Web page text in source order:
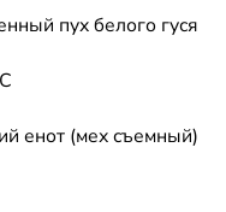
пух белого гуся
енот (мех съемный)